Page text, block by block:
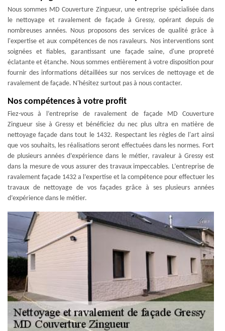
Nous sommes MD Couverture Zingueur, une entreprise spécialisée dans
le nettoyage et ravalement de façade à Gressy, opérant depuis de
nombreuses années. Nous proposons des services de qualité grâce à
l'expertise et aux compétences de nos ravaleurs. Nos interventions sont
soignées et fiables, garantissant une façade saine, d'une propreté
éclatante et étanche. Nous sommes entièrement à votre disposition pour
fournir des informations détaillées sur nos services de nettoyage et de
ravalement de façade. N'hésitez surtout pas à nous contacter.
Nos compétences à votre profit
Fiez-vous à l’entreprise de ravalement de façade MD Couverture
Zingueur sise à Gressy et bénéficiez du nec plus ultra en matière de
nettoyage façade dans tout le 1432. Respectant les règles de l'art ainsi
que vos souhaits, les réalisations seront effectuées dans les normes. Fort
de plusieurs années d’expérience dans le métier, ravaleur à Gressy est
dans la mesure de vous assurer des travaux impeccables. L’entreprise de
ravalement façade 1432 a l’expertise et la compétence pour effectuer les
travaux de nettoyage de vos façades grâce à ses plusieurs années
d’expérience dans le métier.